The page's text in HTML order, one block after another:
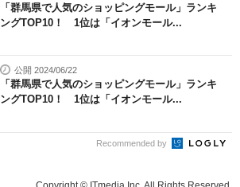
「群馬県で人気のショッピングモール」ランキ
ングTOP10！ 1位は「イオンモール...
公開 2024/06/22
「群馬県で人気のショッピングモール」ランキ
ングTOP10！ 1位は「イオンモール...
Recommended by